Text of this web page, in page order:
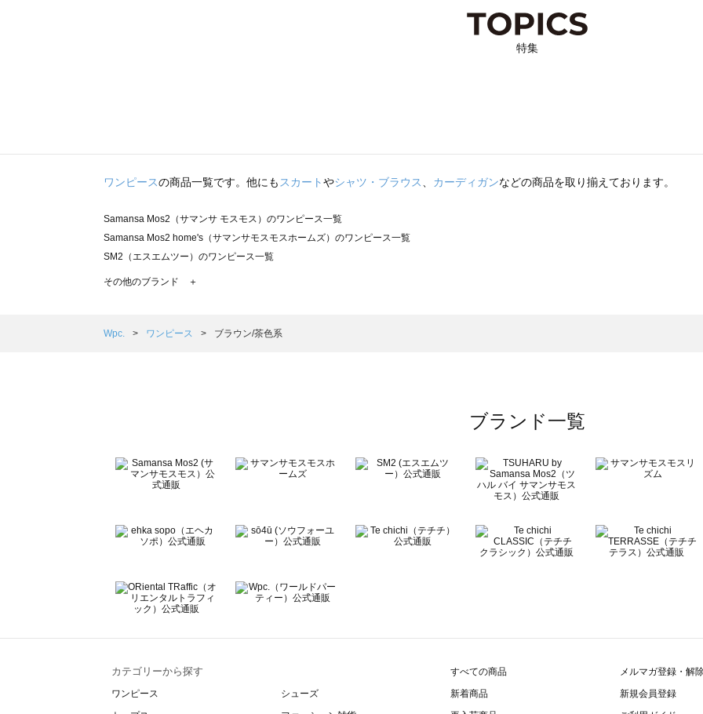
特集
ワンピースの商品一覧です。他にも スカートやシャツ・ブラウス カーディガンなどの商品を取り揃えております。
Samansa Mos2（サマンサ モスモス）のワンピース一覧
Samansa Mos2 home's（サマンサモスモスホームズ）のワンピース一覧
SM2（エスエムツー）のワンピース一覧
TSUHARU by Samansa Mos2（ツハルバイサマンサモスモス）のワンピース一覧
Samansa Mos2 Lagom（サマンサモスモス ラーゴム）のワンピース一覧
BETTY'S BLUE（べティーズブルー）のワンピース一覧
Wpc.（ワールドパーティー）のワンピース一覧
その他のブランド ＋
Wpc. ワンピース ブラウン/茶色系
ブランド一覧
カテゴリーから探す
ワンピース
シューズ
すべての商品
新着商品
メルマガ登録・解
新規会員登録